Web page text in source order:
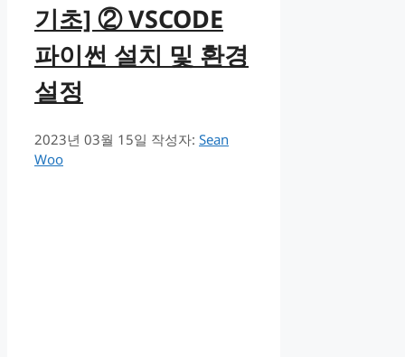
기초] ② VSCODE
파이썬 설치 및 환경
설정
2023년 03월 15일 작성자: Sean
Woo